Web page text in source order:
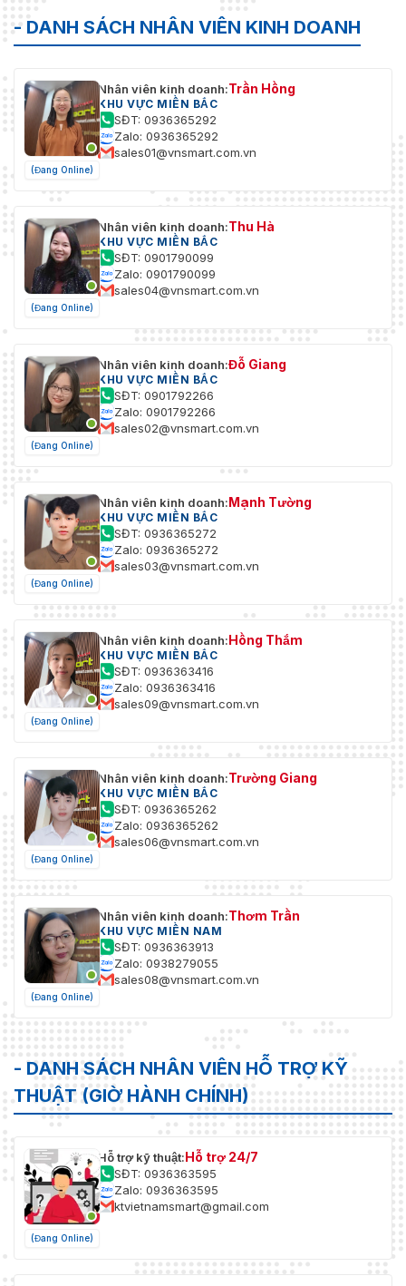
điện năng
Max. 4 W (Màu sắc), 4,5 W (IR)
thước
Cân nặng 0,4 kg (0,88 lb)
Điều kiện
hoạt động
-40 °C đến +60 °C (-40 °F đến +140 °F), độ ẩm
nhận
- DANH SÁCH NHÂN VIÊN KINH DOANH
(Đang Online)
Nhân viên kinh doanh:Trần Hồng
KHU VỰC MIỀN BẮC
SĐT: 0936365292
Zalo: 0936365292
sales01@vnsmart.com.vn
(Đang Online)
Nhân viên kinh doanh:Thu Hà
KHU VỰC MIỀN BẮC
SĐT: 0901790099
Zalo: 0901790099
sales04@vnsmart.com.vn
(Đang Online)
Nhân viên kinh doanh:Đỗ Giang
KHU VỰC MIỀN BẮC
SĐT: 0901792266
Zalo: 0901792266
sales02@vnsmart.com.vn
(Đang Online)
Nhân viên kinh doanh:Mạnh Tường
KHU VỰC MIỀN BẮC
SĐT: 0936365272
Zalo: 0936365272
sales03@vnsmart.com.vn
(Đang Online)
Nhân viên kinh doanh:Hồng Thắm
KHU VỰC MIỀN BẮC
SĐT: 0936363416
Zalo: 0936363416
sales09@vnsmart.com.vn
(Đang Online)
Nhân viên kinh doanh:Trường Giang
KHU VỰC MIỀN BẮC
SĐT: 0936365262
Zalo: 0936365262
sales06@vnsmart.com.vn
(Đang Online)
Nhân viên kinh doanh:Thơm Trần
KHU VỰC MIỀN NAM
SĐT: 0936363913
Zalo: 0938279055
sales08@vnsmart.com.vn
- DANH SÁCH NHÂN VIÊN HỖ TRỢ KỸ
THUẬT (GIỜ HÀNH CHÍNH)
(Đang Online)
Hỗ trợ kỹ thuật:Hỗ trợ 24/7
SĐT: 0936363595
Zalo: 0936363595
ktvietnamsmart@gmail.com